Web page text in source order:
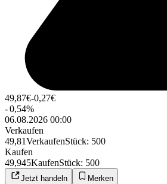
49,87€-0,27€
-0,54%
06.08.2026 00:00
Verkaufen
49,81VerkaufenStück: 500
Kaufen
49,945KaufenStück: 500
Jetzt handeln Merken